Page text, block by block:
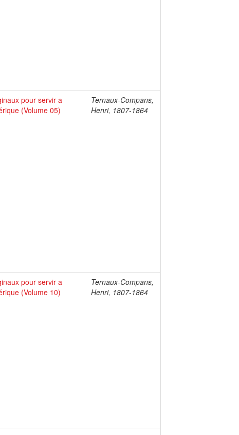
pour servir a
(Volume 05)
Ternaux-Compans,
Henri, 1807-1864
pour servir a
(Volume 10)
Ternaux-Compans,
Henri, 1807-1864